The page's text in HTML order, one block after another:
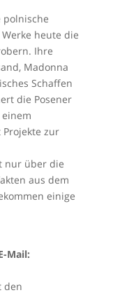
polnische
heute die
Ihre
Madonna
Schaffen
die Posener
zur
nur über die
aus dem
einige
Mail:
den